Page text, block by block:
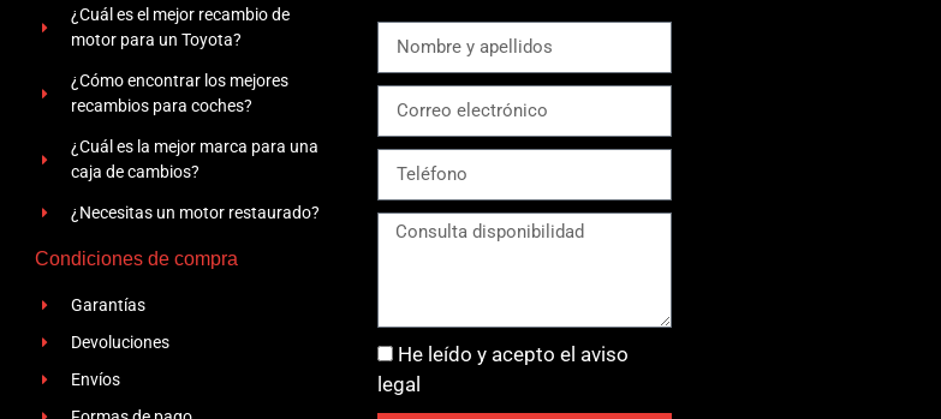
¿Cuál es el mejor recambio de
motor para un Toyota?
¿Cómo encontrar los mejores
recambios para coches?
¿Cuál es la mejor marca para una
caja de cambios?
¿Necesitas un motor restaurado?
Condiciones de compra
Garantías
Devoluciones
Envíos
He leído y acepto el aviso
legal